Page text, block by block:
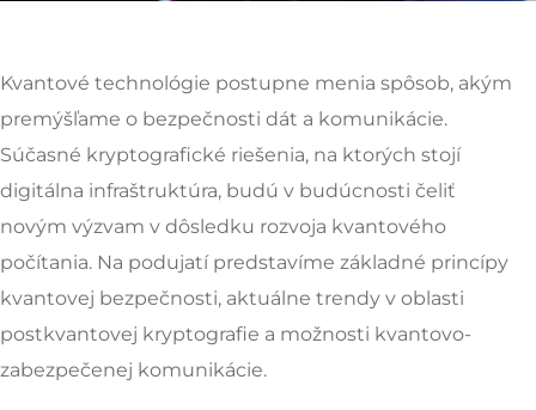
Kvantové technológie postupne menia spôsob, akým
premýšľame o bezpečnosti dát a komunikácie.
Súčasné kryptografické riešenia, na ktorých stojí
digitálna infraštruktúra, budú v budúcnosti čeliť
novým výzvam v dôsledku rozvoja kvantového
počítania. Na podujatí predstavíme základné princípy
kvantovej bezpečnosti, aktuálne trendy v oblasti
postkvantovej kryptografie a možnosti kvantovo-
zabezpečenej komunikácie.